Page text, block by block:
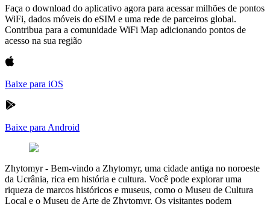
Faça o download do aplicativo agora para acessar milhões de pontos
WiFi, dados móveis do eSIM e uma rede de parceiros global.
Contribua para a comunidade WiFi Map adicionando pontos de
acesso na sua região
Baixe para iOS
Baixe para Android
Zhytomyr- Bem-vindo a Zhytomyr, uma cidade antiga no noroeste
da Ucrânia, rica em história e cultura. Você pode explorar uma
riqueza de marcos históricos e museus, como o Museu de Cultura
Local e o Museu de Arte de Zhytomyr. Os visitantes podem